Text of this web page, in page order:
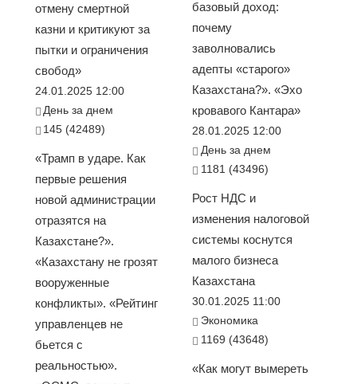
отмену смертной
казни и критикуют за
пытки и ограничения
свобод»
24.01.2025 12:00
День за днем
145 (42489)
«Трамп в ударе. Как
первые решения
новой администрации
отразятся на
Казахстане?».
«Казахстану не грозят
вооруженные
конфликты». «Рейтинг
управленцев не
бьется с
реальностью».
базовый доход:
почему
заволновались
адепты «старого»
Казахстана?». «Эхо
кровавого Кантара»
28.01.2025 12:00
День за днем
1181 (43496)
Рост НДС и
изменения налоговой
системы коснутся
малого бизнеса
Казахстана
30.01.2025 11:00
Экономика
1169 (43648)
«Как могут вымереть